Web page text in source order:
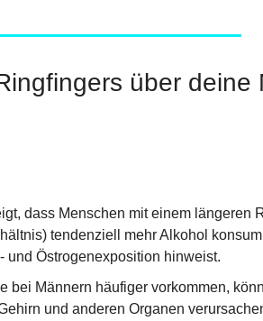
über deine
dass Menschen mit einem längeren
tendenziell mehr Alkohol
und Östrogenexposition hinweist.
bei Männern häufiger vorkommen,
und anderen Organen